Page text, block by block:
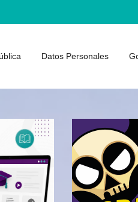
Datos Personales